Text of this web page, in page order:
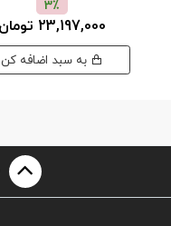
3٪
23,197,000 تومان